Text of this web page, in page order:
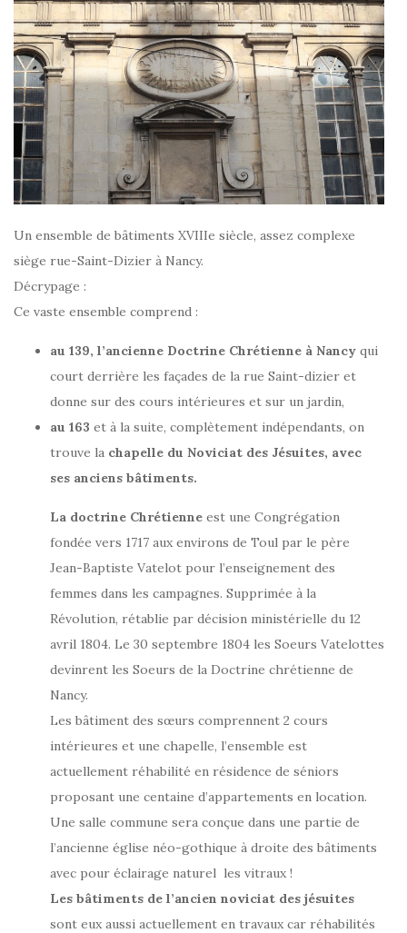
Un ensemble de bâtiments XVIIIe siècle, assez complexe
siège rue-Saint-Dizier à Nancy.
Décrypage :
Ce vaste ensemble comprend :
au 139, l’ancienne Doctrine Chrétienne à Nancy qui
court derrière les façades de la rue Saint-dizier et
donne sur des cours intérieures et sur un jardin,
au 163 et à la suite, complètement indépendants, on
trouve la chapelle du Noviciat des Jésuites, avec
ses anciens bâtiments.
La doctrine Chrétienne est une Congrégation
fondée vers 1717 aux environs de Toul par le père
Jean-Baptiste Vatelot pour l’enseignement des
femmes dans les campagnes. Supprimée à la
Révolution, rétablie par décision ministérielle du 12
avril 1804. Le 30 septembre 1804 les Soeurs Vatelottes
devinrent les Soeurs de la Doctrine chrétienne de
Nancy.
Les bâtiment des sœurs comprennent 2 cours
intérieures et une chapelle, l’ensemble est
actuellement réhabilité en résidence de séniors
proposant une centaine d’appartements en location.
Une salle commune sera conçue dans une partie de
l’ancienne église néo-gothique à droite des bâtiments
avec pour éclairage naturel les vitraux !
Les bâtiments de l’ancien noviciat des jésuites
sont eux aussi actuellement en travaux car réhabilités